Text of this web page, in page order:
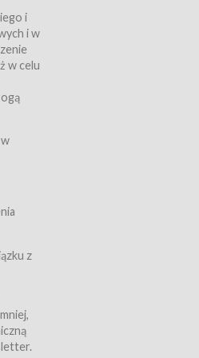
z
i
i w
w celu
z